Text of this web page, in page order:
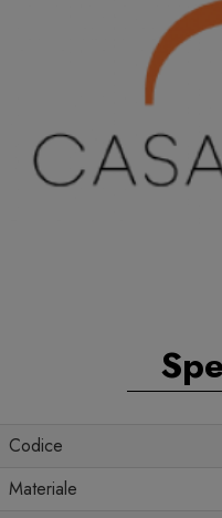
Codice
Materiale